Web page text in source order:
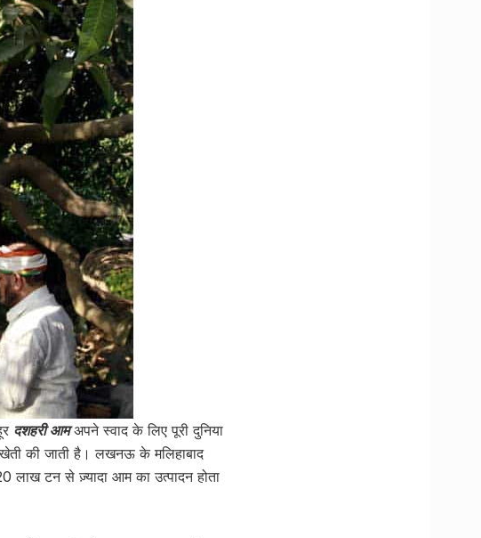
दशहरी आमअपने स्वाद के लिए पूरी दुनिया
की जाती है। लखनऊ के मलिहाबाद
लाख टन से ज़्यादा आम का उत्पादन होता